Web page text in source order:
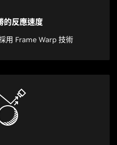
的反應速度
用 Frame Warp 技術